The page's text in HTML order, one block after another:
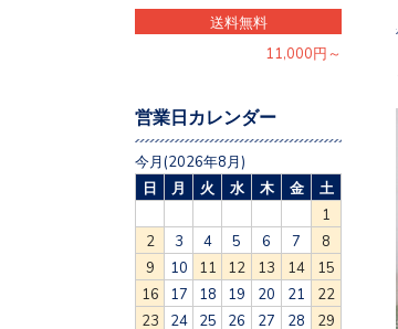
送料無料
11,000円～
営業日カレンダー
今月(2026年8月)
日
月 火 水 木 金
土
1
2
3 4 5 6 7
8
9
10 11 12 13 14
15
16
17 18 19 20 21
22
23
24 25 26 27 28
29